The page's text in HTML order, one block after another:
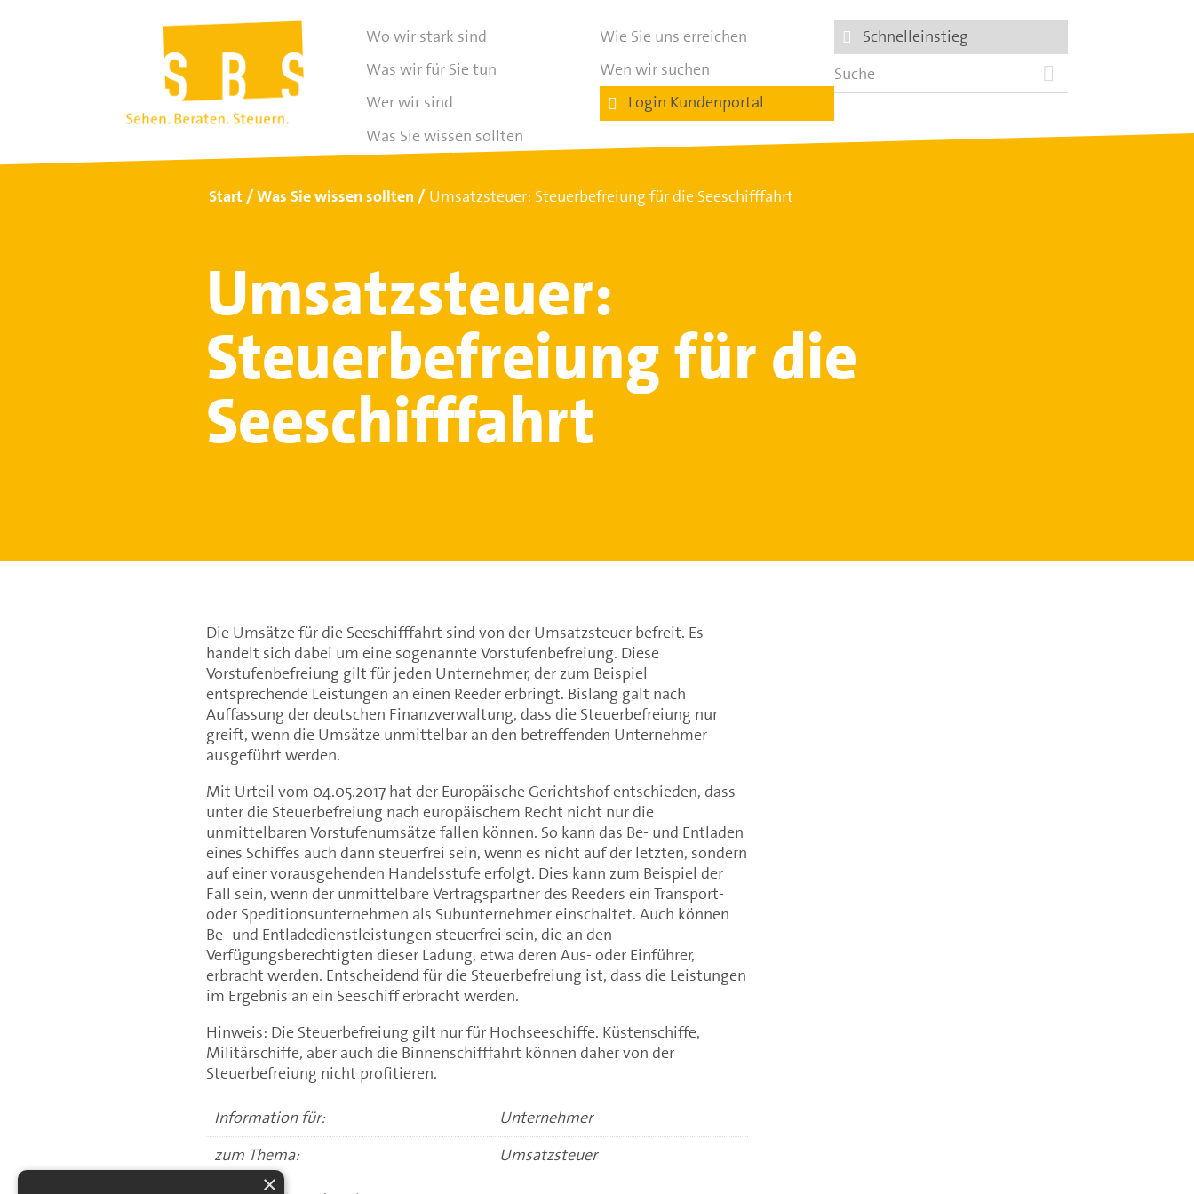
Wo wir stark sind
Was wir für Sie tun
Wer wir sind
Was Sie wissen sollten
Wie Sie uns erreichen
Wen wir suchen
Login Kundenportal
Schnelleinstieg
Start Was Sie wissen sollten Umsatzsteuer: Steuerbefreiung für die Seeschifffahrt
Umsatzsteuer:
Steuerbefreiung für die
Seeschifffahrt
Die Umsätze für die Seeschifffahrt sind von der Umsatzsteuer befreit. Es
handelt sich dabei um eine sogenannte Vorstufenbefreiung. Diese
Vorstufenbefreiung gilt für jeden Unternehmer, der zum Beispiel
entsprechende Leistungen an einen Reeder erbringt. Bislang galt nach
Auffassung der deutschen Finanzverwaltung, dass die Steuerbefreiung nur
greift, wenn die Umsätze unmittelbar an den betreffenden Unternehmer
ausgeführt werden.
Mit Urteil vom 04.05.2017 hat der Europäische Gerichtshof entschieden, dass
unter die Steuerbefreiung nach europäischem Recht nicht nur die
unmittelbaren Vorstufenumsätze fallen können. So kann das Be- und Entladen
eines Schiffes auch dann steuerfrei sein, wenn es nicht auf der letzten, sondern
auf einer vorausgehenden Handelsstufe erfolgt. Dies kann zum Beispiel der
Fall sein, wenn der unmittelbare Vertragspartner des Reeders ein Transport-
oder Speditionsunternehmen als Subunternehmer einschaltet. Auch können
Be- und Entladedienstleistungen steuerfrei sein, die an den
Verfügungsberechtigten dieser Ladung, etwa deren Aus- oder Einführer,
erbracht werden. Entscheidend für die Steuerbefreiung ist, dass die Leistungen
im Ergebnis an ein Seeschiff erbracht werden.
Hinweis: Die Steuerbefreiung gilt nur für Hochseeschiffe. Küstenschiffe,
Militärschiffe, aber auch die Binnenschifffahrt können daher von der
Steuerbefreiung nicht profitieren.
Information für:
Unternehmer
zum Thema:
Umsatzsteuer
×